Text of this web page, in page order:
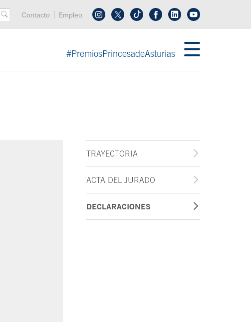
Menú cabecera
Contacto Empleo Síguenos en tiktokSíguenos en linkedin
#PremiosPrincesadeAsturias
TRAYECTORIA
ACTA DEL JURADO
DECLARACIONES